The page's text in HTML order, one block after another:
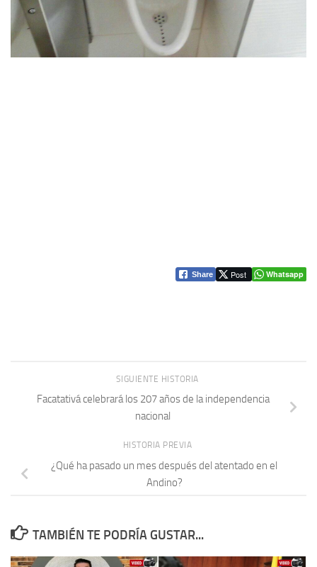
Share Post Whatsapp
SIGUIENTE HISTORIA
Facatativá celebrará los 207 años de la independencia
nacional
HISTORIA PREVIA
¿Qué ha pasado un mes después del atentado en el
Andino?
TAMBIÉN TE PODRÍA GUSTAR...